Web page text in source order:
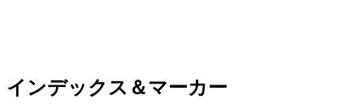
インデックス＆マーカー